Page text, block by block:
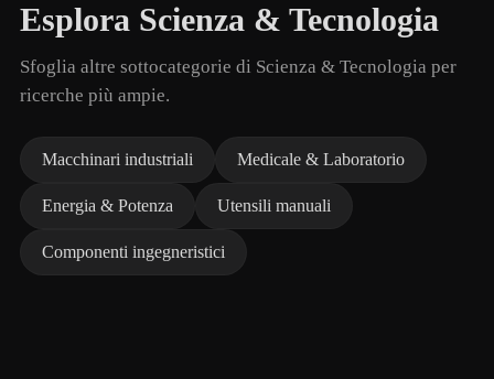
Esplora Scienza & Tecnologia
Sfoglia altre sottocategorie di Scienza & Tecnologia per
ricerche più ampie.
Macchinari industriali Medicale & Laboratorio
Energia & Potenza Utensili manuali
Componenti ingegneristici